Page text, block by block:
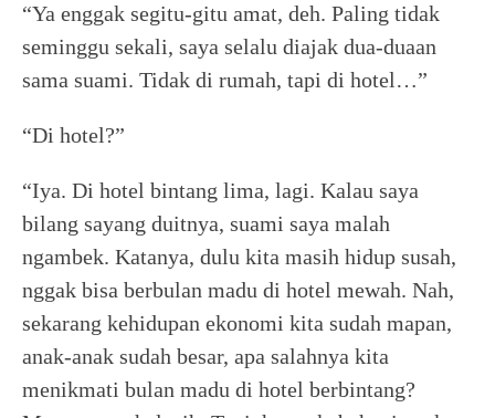
“Ya enggak segitu-gitu amat, deh. Paling tidak
seminggu sekali, saya selalu diajak dua-duaan
sama suami. Tidak di rumah, tapi di hotel…”
“Di hotel?”
“Iya. Di hotel bintang lima, lagi. Kalau saya
bilang sayang duitnya, suami saya malah
ngambek. Katanya, dulu kita masih hidup susah,
nggak bisa berbulan madu di hotel mewah. Nah,
sekarang kehidupan ekonomi kita sudah mapan,
anak-anak sudah besar, apa salahnya kita
menikmati bulan madu di hotel berbintang?